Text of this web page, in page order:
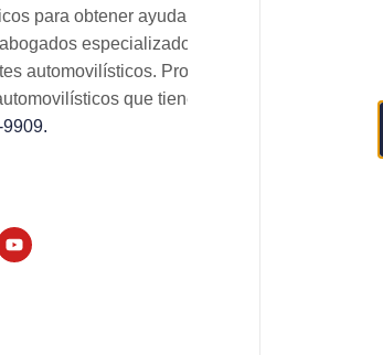
para obtener ayuda. En el bufete
de
especializados en accidentes
automovilísticos. Programe una reunión
que tienen mucha experiencia.